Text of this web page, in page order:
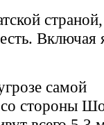
Включая
самой
стороны